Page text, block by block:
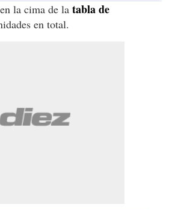
la cima de la tabla de
en total.